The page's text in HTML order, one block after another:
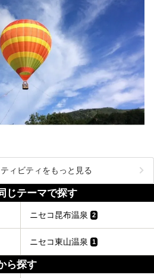
ィビティをもっと見る
じテーマで探す
ニセコ昆布温泉 2
ニセコ東山温泉 1
ら探す